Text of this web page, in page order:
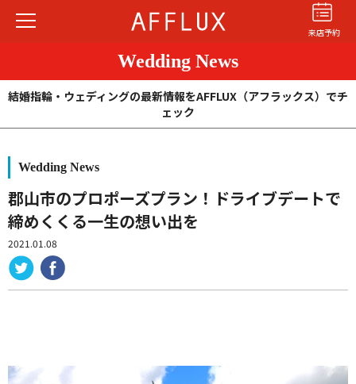
来店予約
セットリング
商品カテゴリ
ショップ
AFFLUXについて
クオリティ
Wedding News
結婚指輪・ウェディングの最新情報をAFFLUX（アフラックス）でチ
ェック
Wedding News
郡山市のプロポーズプラン！ドライブデートで
締めくくる一生の想い出を
2021.01.08